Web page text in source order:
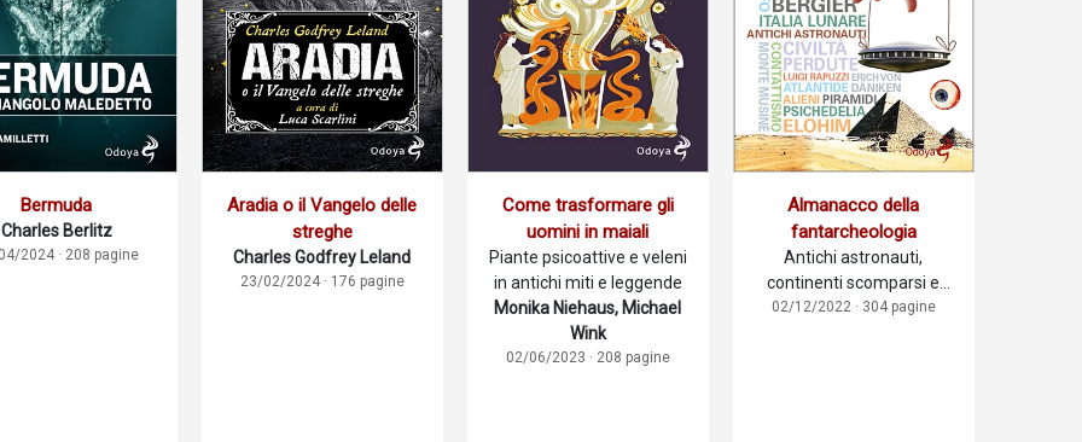
Bermuda
Charles Berlitz
2024 · 208 pagine
Aradia o il Vangelo delle
streghe
Charles Godfrey Leland
23/02/2024 · 176 pagine
Come trasformare gli
uomini in maiali
Piante psicoattive e veleni
in antichi miti e leggende
Monika Niehaus, Michael
Wink
02/06/2023 · 208 pagine
Almanacco della
fantarcheologia
Antichi astronauti,
continenti scomparsi e
futuri passati
02/12/2022 · 304 pagine